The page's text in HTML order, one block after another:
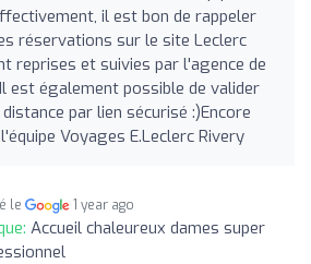
il est bon de rappeler
réservations sur le site Leclerc
reprises et suivies par l'agence de
est également possible de valider
par lien sécurisé :)Encore
Voyages E.Leclerc Rivery
le 1 year ago
Accueil chaleureux dames super